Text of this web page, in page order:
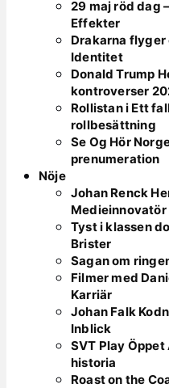
29 maj röd dag
Effekter
Drakarna flyger
Identitet
Donald Trump
kontroverser
Rollistan i Ett
rollbesättning
Se Og Hör
prenumeration
Nöje
Johan Renck
Medieinnovatör
Tyst i klassen
Brister
Sagan om
Filmer med
Karriär
Johan Falk
Inblick
SVT Play
historia
Roast on the